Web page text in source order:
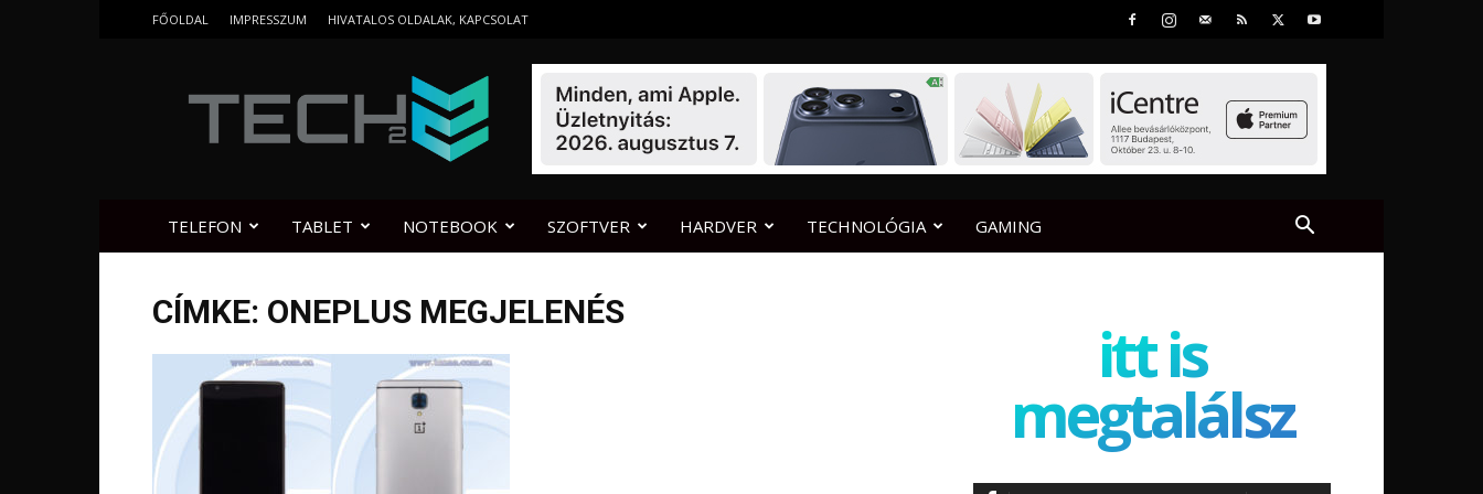
FŐOLDAL IMPRESSZUM HIVATALOS OLDALAK, KAPCSOLAT
TELEFON TABLET NOTEBOOK SZOFTVER HARDVER TECHNOLÓGIA GAMING
CÍMKE: ONEPLUS MEGJELENÉS
itt is
megtalálsz